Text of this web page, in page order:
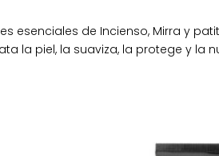
esenciales de Incienso, Mirra y
la piel, la suaviza, la protege y la